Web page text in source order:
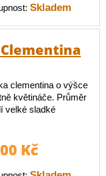
Skladem
clementina o výšce
květináče. Průměr
velké sladké
Kč